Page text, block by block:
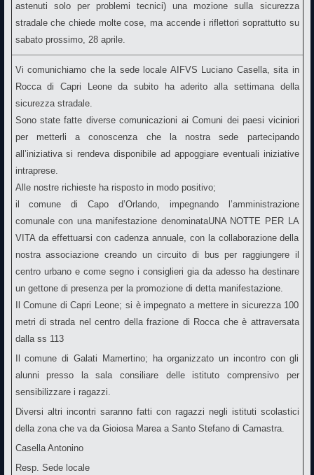
astenuti solo per problemi tecnici) una mozione sulla sicurezza
stradale che chiede molte cose, ma accende i riflettori soprattutto su
sabato prossimo, 28 aprile.
Vi comunichiamo che la sede locale AIFVS Luciano Casella, sita in
Rocca di Capri Leone da subito ha aderito alla settimana della
sicurezza stradale.
Sono state fatte diverse comunicazioni ai Comuni dei paesi viciniori
per metterli a conoscenza che la nostra sede partecipando
all’iniziativa si rendeva disponibile ad appoggiare eventuali iniziative
intraprese.
Alle nostre richieste ha risposto in modo positivo;
il comune di Capo d’Orlando, impegnando l’amministrazione
comunale con una manifestazione denominataUNA NOTTE PER LA
VITA da effettuarsi con cadenza annuale, con la collaborazione della
nostra associazione creando un circuito di bus per raggiungere il
centro urbano e come segno i consiglieri gia da adesso ha destinare
un gettone di presenza per la promozione di detta manifestazione.
Il Comune di Capri Leone; si è impegnato a mettere in sicurezza 100
metri di strada nel centro della frazione di Rocca che è attraversata
dalla ss 113
Il comune di Galati Mamertino; ha organizzato un incontro con gli
alunni presso la sala consiliare delle istituto comprensivo per
sensibilizzare i ragazzi.
Diversi altri incontri saranno fatti con ragazzi negli istituti scolastici
della zona che va da Gioiosa Marea a Santo Stefano di Camastra.
Casella Antonino
Resp. Sede locale